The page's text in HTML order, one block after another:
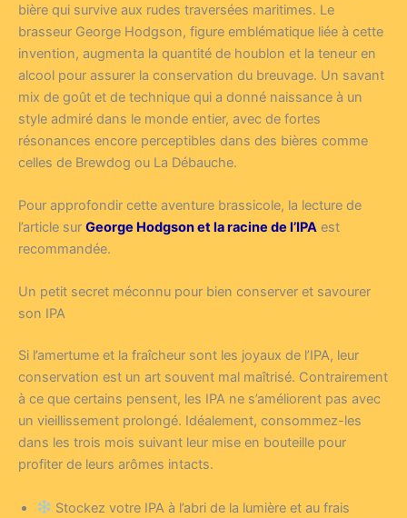
bière qui survive aux rudes traversées maritimes. Le
brasseur George Hodgson, figure emblématique liée à cette
invention, augmenta la quantité de houblon et la teneur en
alcool pour assurer la conservation du breuvage. Un savant
mix de goût et de technique qui a donné naissance à un
style admiré dans le monde entier, avec de fortes
résonances encore perceptibles dans des bières comme
celles de Brewdog ou La Débauche.
Pour approfondir cette aventure brassicole, la lecture de
l’article sur George Hodgson et la racine de l’IPA est
recommandée.
Un petit secret méconnu pour bien conserver et savourer
son IPA
Si l’amertume et la fraîcheur sont les joyaux de l’IPA, leur
conservation est un art souvent mal maîtrisé. Contrairement
à ce que certains pensent, les IPA ne s’améliorent pas avec
un vieillissement prolongé. Idéalement, consommez-les
dans les trois mois suivant leur mise en bouteille pour
profiter de leurs arômes intacts.
Stockez votre IPA à l’abri de la lumière et au frais